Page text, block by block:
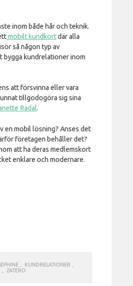
inom både hår och teknik.
mobilt kundkortdär alla
så någon typ av
bygga kundrelationer inom
att försvinna eller vara
tillgodogöra sig sina
Radal.
en mobil lösning? Anses det
företagen behåller det?
att ha deras medlemskort
enklare och modernare.
KUNDRELATIONER
ZATERO